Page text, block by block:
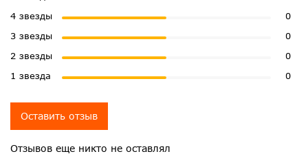
Отзывов еще никто не оставлял
4 звезды
0
3 звезды
0
2 звезды
0
1 звезда
0
Оставить отзыв